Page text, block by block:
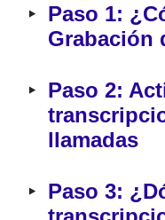
‣ Paso 1:
Grabación
‣ Paso 2:
llamadas
‣ Paso 3: